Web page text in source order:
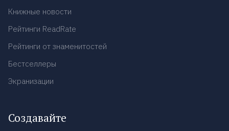
Книжные новости
Рейтинги ReadRate
Рейтинги от знаменитостей
Бестселлеры
Экранизации
Создавайте